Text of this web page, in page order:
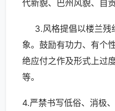
代新貌、巴州风貌、自
3.风格提倡以楼兰残
象。鼓励有功力、有个
绝应付之作及形式上过
等。
4.严禁书写低俗、消极